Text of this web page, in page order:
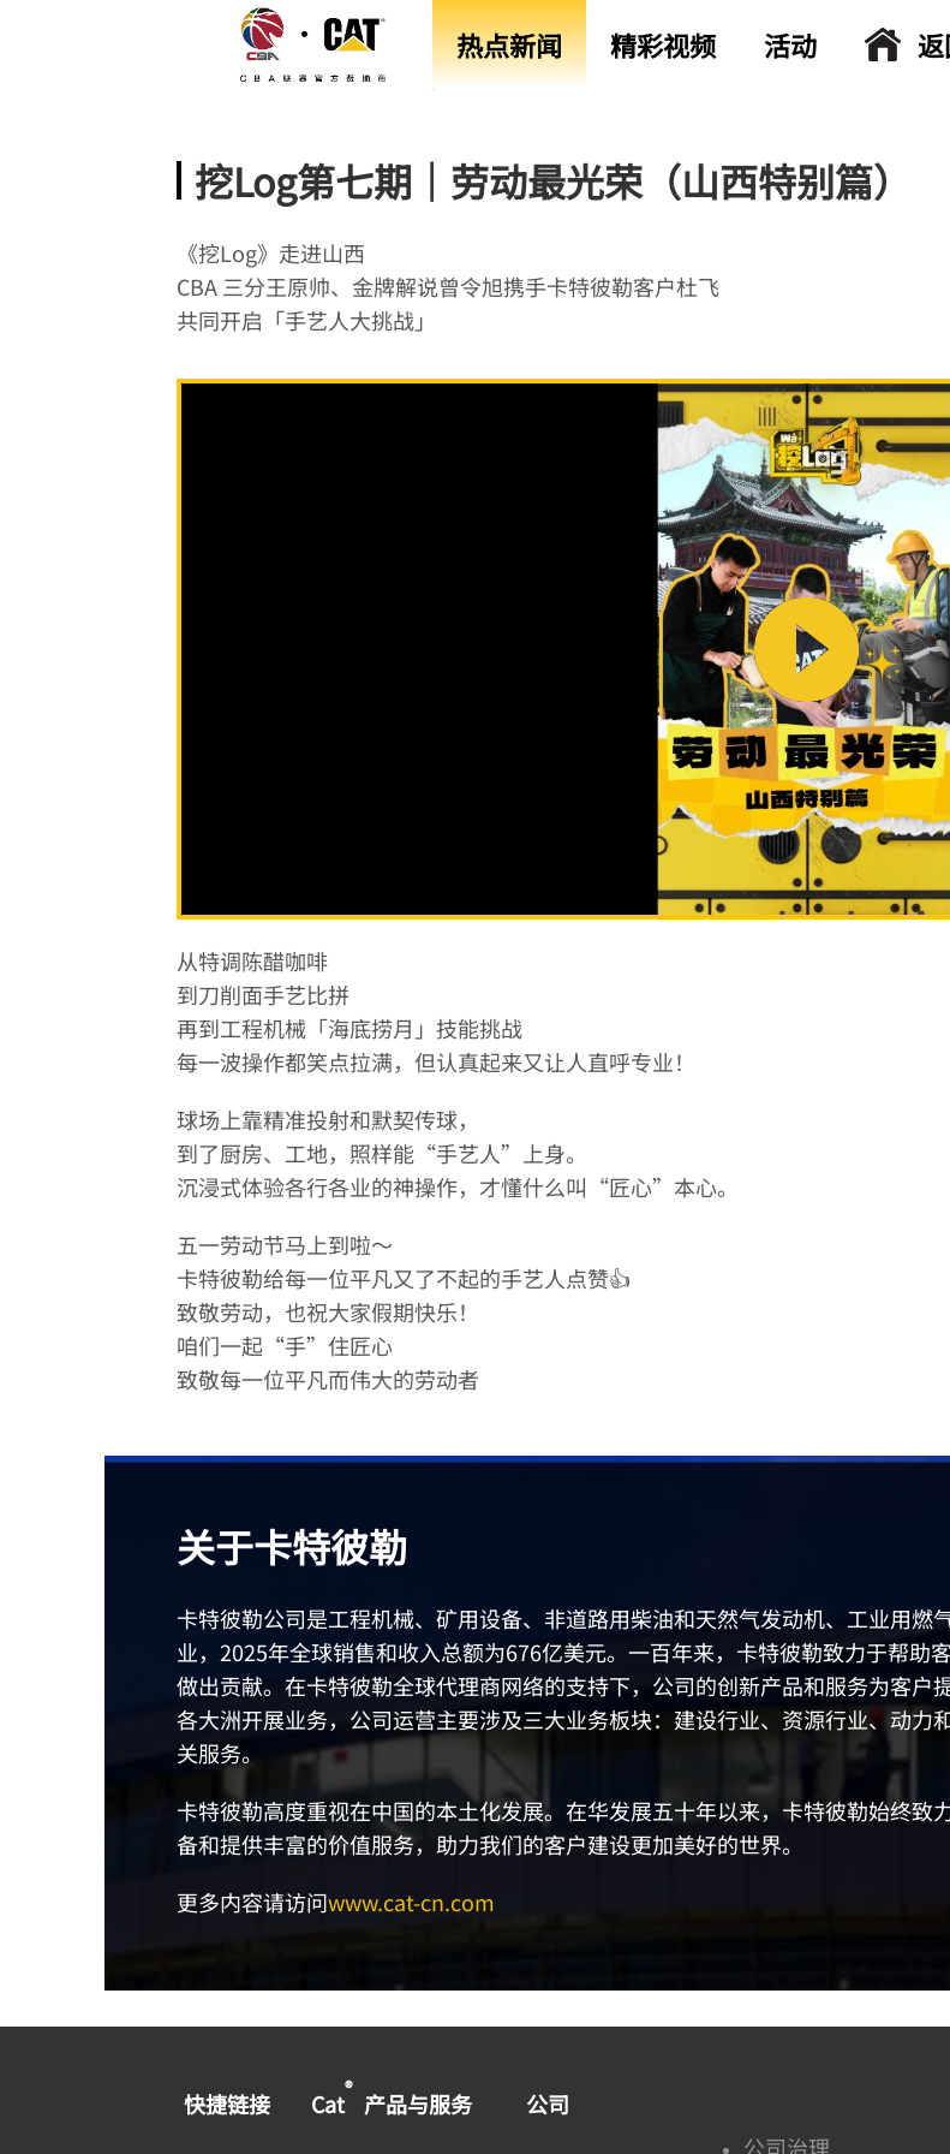
热点新闻 精彩视频 活动
挖Log第七期｜劳动最光荣（山西特别篇）
《挖Log》走进山西
CBA 三分王原帅、金牌解说曾令旭携手卡特彼勒客户杜飞
共同开启「手艺人大挑战」
从特调陈醋咖啡
到刀削面手艺比拼
再到工程机械「海底捞月」技能挑战
每一波操作都笑点拉满，但认真起来又让人直呼专业！
球场上靠精准投射和默契传球，
到了厨房、工地，照样能“手艺人”上身。
沉浸式体验各行各业的神操作，才懂什么叫“匠心”本心。
五一劳动节马上到啦～
卡特彼勒给每一位平凡又了不起的手艺人点赞👍
致敬劳动，也祝大家假期快乐！
咱们一起“手”住匠心
致敬每一位平凡而伟大的劳动者
关于卡特彼勒
卡特彼勒公司是工程机械、矿用设备、非道路用柴油和天然气发动机、工业用
业，2025年全球销售和收入总额为676亿美元。一百年来，卡特彼勒致力于帮助
做出贡献。在卡特彼勒全球代理商网络的支持下，公司的创新产品和服务为客
各大洲开展业务，公司运营主要涉及三大业务板块：建设行业、资源行业、动力
关服务。
卡特彼勒高度重视在中国的本土化发展。在华发展五十年以来，卡特彼勒始终
备和提供丰富的价值服务，助力我们的客户建设更加美好的世界。
更多内容请访问www.cat-cn.com
快捷链接 Cat
®
产品与服务 公司
公司治理